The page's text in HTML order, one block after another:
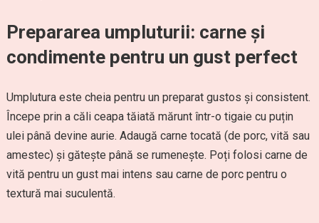
Prepararea umpluturii: carne și
condimente pentru un gust perfect
Umplutura este cheia pentru un preparat gustos și consistent.
Începe prin a căli ceapa tăiată mărunt într-o tigaie cu puțin
ulei până devine aurie. Adaugă carne tocată (de porc, vită sau
amestec) și gătește până se rumenește. Poți folosi carne de
vită pentru un gust mai intens sau carne de porc pentru o
textură mai suculentă.